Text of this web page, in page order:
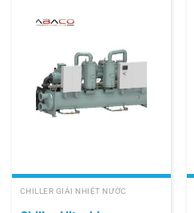
CHILLER GIẢI NHIỆT NƯỚC